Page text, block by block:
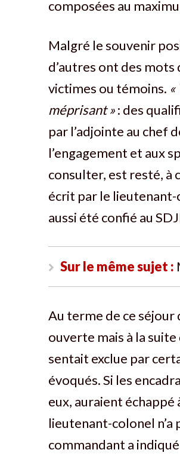
composées au
Malgré le souvenir
d’autres ont des
victimes ou témoins.
méprisant »: des
par l’adjointe au chef
l’engagement et aux
consulter, est resté, à
écrit par le
aussi été confié au
Sur le même sujet :
Au terme de ce séjour
ouverte mais à la
sentait exclue par
évoqués. Si les
eux, auraient échappé
lieutenant-colonel n’a
commandant a